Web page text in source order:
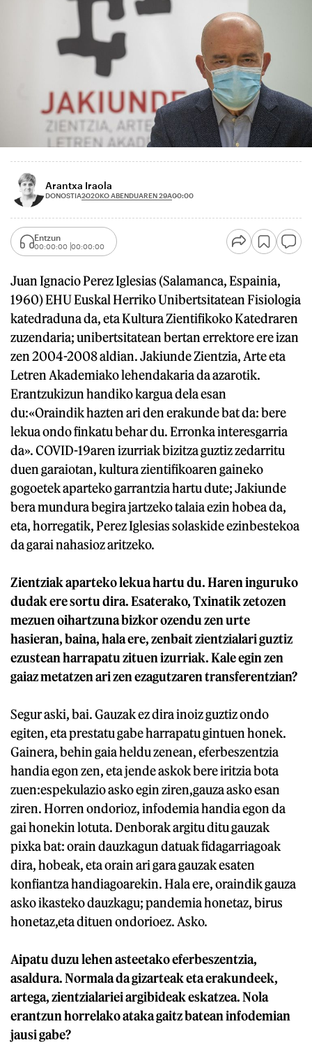
Arantxa Iraola
DONOSTIA2020KO ABENDUAREN 29A00:00
Entzun
00:00:00 00:00:00
Juan Ignacio Perez Iglesias (Salamanca, Espainia,
1960) EHU Euskal Herriko Unibertsitatean Fisiologia
katedraduna da, eta Kultura Zientifikoko Katedraren
zuzendaria; unibertsitatean bertan errektore ere izan
zen 2004-2008 aldian. Jakiunde Zientzia, Arte eta
Letren Akademiako lehendakaria da azarotik.
Erantzukizun handiko kargua dela esan
du:«Oraindik hazten ari den erakunde bat da: bere
lekua ondo finkatu behar du. Erronka interesgarria
da». COVID-19aren izurriak bizitza guztiz zedarritu
duen garaiotan, kultura zientifikoaren gaineko
gogoetek aparteko garrantzia hartu dute; Jakiunde
bera mundura begira jartzeko talaia ezin hobea da,
eta, horregatik, Perez Iglesias solaskide ezinbestekoa
da garai nahasioz aritzeko.
Zientziak aparteko lekua hartu du. Haren inguruko
dudak ere sortu dira. Esaterako, Txinatik zetozen
mezuen oihartzuna bizkor ozendu zen urte
hasieran, baina, hala ere, zenbait zientzialari guztiz
ezustean harrapatu zituen izurriak. Kale egin zen
gaiaz metatzen ari zen ezagutzaren transferentzian?
Segur aski, bai. Gauzak ez dira inoiz guztiz ondo
egiten, eta prestatu gabe harrapatu gintuen honek.
Gainera, behin gaia heldu zenean, eferbeszentzia
handia egon zen, eta jende askok bere iritzia bota
zuen:espekulazio asko egin ziren,gauza asko esan
ziren. Horren ondorioz, infodemia handia egon da
gai honekin lotuta. Denborak argitu ditu gauzak
pixka bat: orain dauzkagun datuak fidagarriagoak
dira, hobeak, eta orain ari gara gauzak esaten
konfiantza handiagoarekin. Hala ere, oraindik gauza
asko ikasteko dauzkagu; pandemia honetaz, birus
honetaz,eta dituen ondorioez. Asko.
Aipatu duzu lehen asteetako eferbeszentzia,
asaldura. Normala da gizarteak eta erakundeek,
artega, zientzialariei argibideak eskatzea. Nola
erantzun horrelako ataka gaitz batean infodemian
jausi gabe?